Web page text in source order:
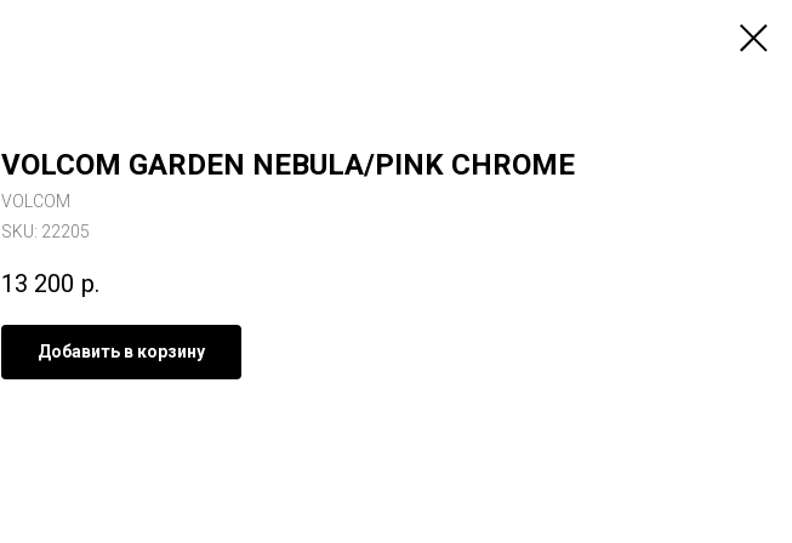
VOLCOM GARDEN NEBULA/PINK CHROME
VOLCOM
SKU: 22205
13 200 р.
Добавить в корзину